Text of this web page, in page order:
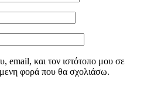
email, και τον ιστότοπο μου σε
φορά που θα σχολιάσω.